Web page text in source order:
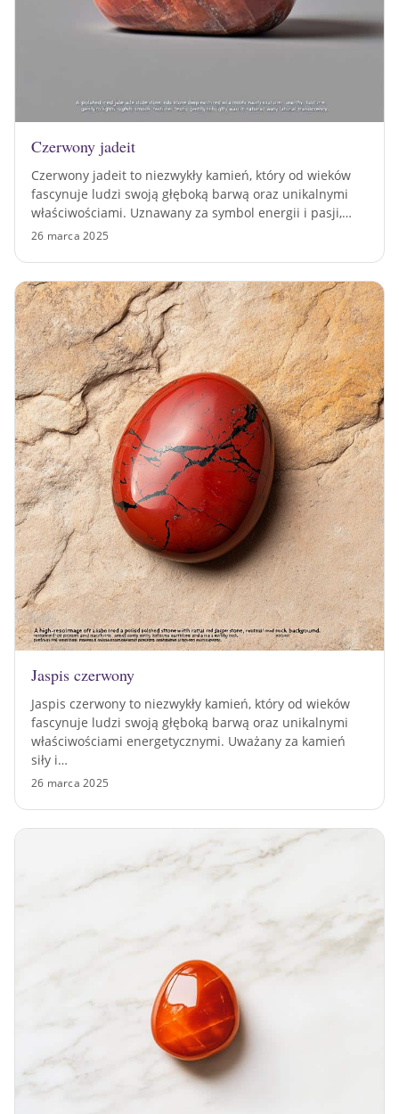
Czerwony jadeit
Czerwony jadeit to niezwykły kamień, który od wieków
fascynuje ludzi swoją głęboką barwą oraz unikalnymi
właściwościami. Uznawany za symbol energii i pasji,…
26 marca 2025
Jaspis czerwony
Jaspis czerwony to niezwykły kamień, który od wieków
fascynuje ludzi swoją głęboką barwą oraz unikalnymi
właściwościami energetycznymi. Uważany za kamień
siły i…
26 marca 2025